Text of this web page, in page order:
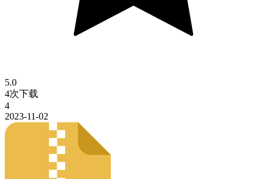
5.0
4次下载
4
2023-11-02